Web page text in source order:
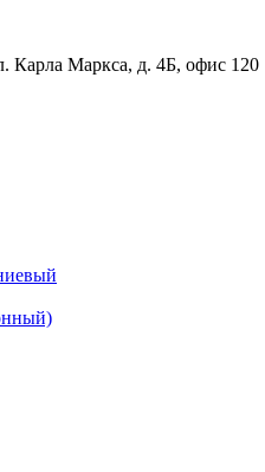
Карла Маркса, д. 4Б, офис 120